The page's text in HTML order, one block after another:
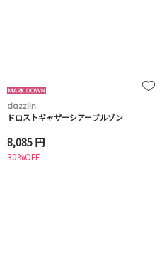
dazzlin
ドロストギャザーシアーブルゾン
8,085 円
30%OFF